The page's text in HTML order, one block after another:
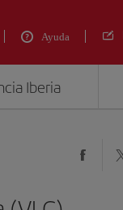
Ayuda
Iberia